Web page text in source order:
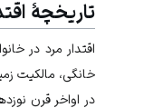
تاریخچۀ
اقتدار مرد در
خانگی، مالکیت
در اواخر قرن